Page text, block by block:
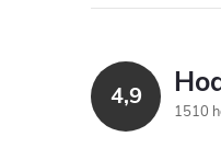
4,9
1510